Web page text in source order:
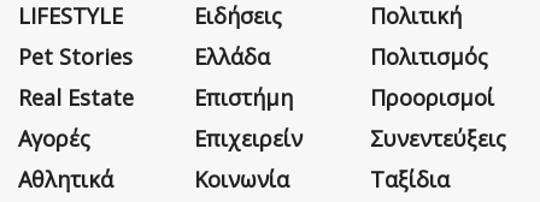
LIFESTYLE
Pet Stories
Real Estate
Αγορές
Αθλητικά
Ειδήσεις
Ελλάδα
Επιστήμη
Επιχειρείν
Κοινωνία
Πολιτική
Πολιτισμός
Προορισμοί
Συνεντεύξεις
Ταξίδια